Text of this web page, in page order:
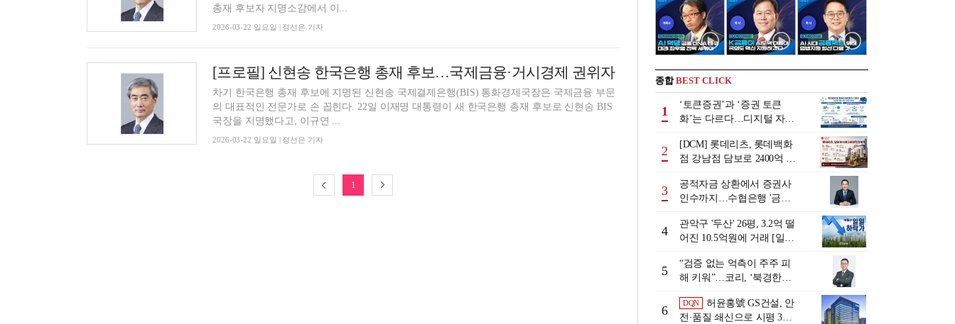
총재 후보자 지명소감에서 이...
2026-03-22 일요일 | 정선은 기자
[프로필] 신현송 한국은행 총재 후보…국제금융·거시경제 권위자
차기 한국은행 총재 후보에 지명된 신현송 국제결제은행(BIS) 통화경제국장은 국제금융 부문
의 대표적인 전문가로 손 꼽힌다. 22일 이재명 대통령이 새 한국은행 총재 후보로 신현송 BIS
국장을 지명했다고, 이규연 ...
2026-03-22 일요일 | 정선은 기자
1
종합BEST CLICK
1
‘토큰증권’과 ‘증권 토큰
화’는 다르다…디지털 자본
2
[DCM] 롯데리츠, 롯데백화
점 강남점 담보로 2400억 조
3
공적자금 상환에서 증권사
인수까지…수협은행 '금융
행 금융그룹의 꿈①]
4
관악구 '두산' 26평, 3.2억 떨
어진 10.5억원에 거래 [일일
5
“검증 없는 억측이 주주 피
해 키워”…코리, ‘북경한미
6
DQN
허윤홍號 GS건설, 안
전·품질 쇄신으로 시평 3위